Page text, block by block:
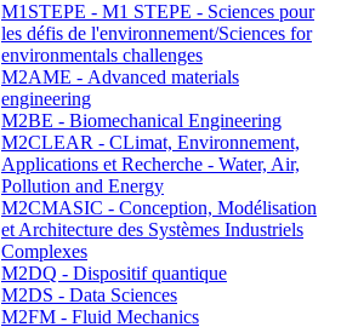
M1STEPE - M1 STEPE - Sciences pour
les défis de l'environnement/Sciences for
environmentals challenges
M2AME - Advanced materials
engineering
M2BE - Biomechanical Engineering
M2CLEAR - CLimat, Environnement,
Applications et Recherche - Water, Air,
Pollution and Energy
M2CMASIC - Conception, Modélisation
et Architecture des Systèmes Industriels
Complexes
M2DQ - Dispositif quantique
M2DS - Data Sciences
M2FM - Fluid Mechanics